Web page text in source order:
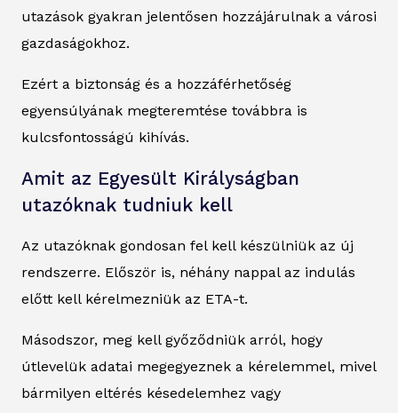
utazások gyakran jelentősen hozzájárulnak a városi
gazdaságokhoz.
Ezért a biztonság és a hozzáférhetőség
egyensúlyának megteremtése továbbra is
kulcsfontosságú kihívás.
Amit az Egyesült Királyságban
utazóknak tudniuk kell
Az utazóknak gondosan fel kell készülniük az új
rendszerre. Először is, néhány nappal az indulás
előtt kell kérelmezniük az ETA-t.
Másodszor, meg kell győződniük arról, hogy
útlevelük adatai megegyeznek a kérelemmel, mivel
bármilyen eltérés késedelemhez vagy